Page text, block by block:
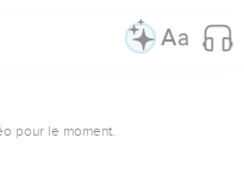
pour le moment.